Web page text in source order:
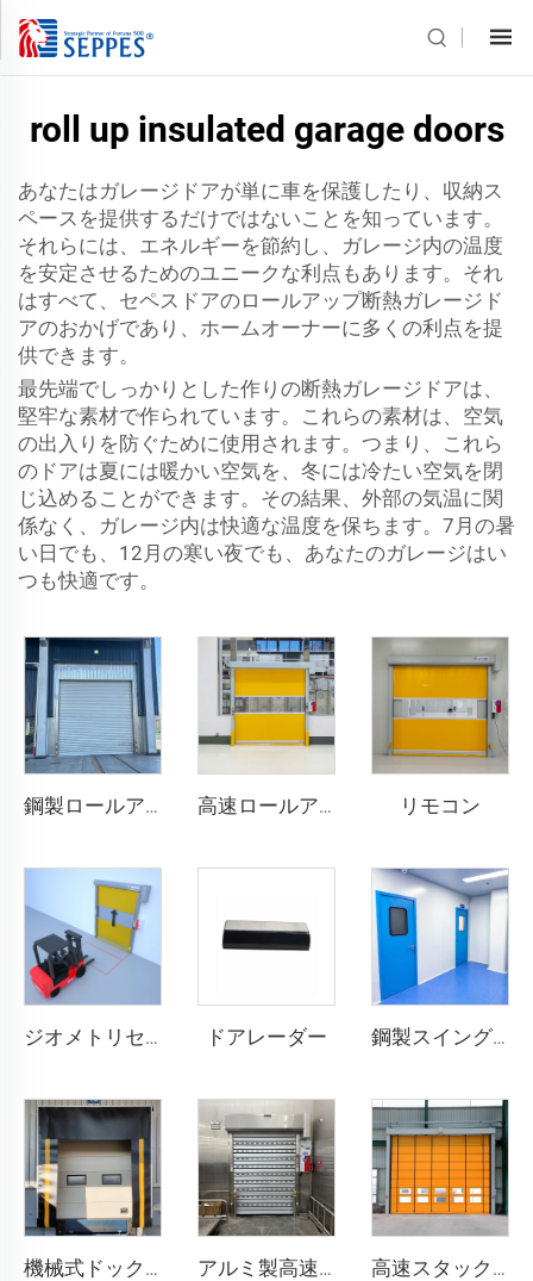
roll up insulated garage doors
あなたはガレージドアが単に車を保護したり、収納ス
ペースを提供するだけではないことを知っています。
それらには、エネルギーを節約し、ガレージ内の温度
を安定させるためのユニークな利点もあります。それ
はすべて、セペスドアのロールアップ断熱ガレージド
アのおかげであり、ホームオーナーに多くの利点を提
供できます。
最先端でしっかりとした作りの断熱ガレージドアは、
堅牢な素材で作られています。これらの素材は、空気
の出入りを防ぐために使用されます。つまり、これら
のドアは夏には暖かい空気を、冬には冷たい空気を閉
じ込めることができます。その結果、外部の気温に関
係なく、ガレージ内は快適な温度を保ちます。7月の暑
い日でも、12月の寒い夜でも、あなたのガレージはい
つも快適です。
鋼製ロールアップドア 高速ロールアップドア リモコン
ジオメトリセンサー ドアレーダー 鋼製スイングドア
機械式ドックシェルター アルミ製高速ドア 高速スタックドア